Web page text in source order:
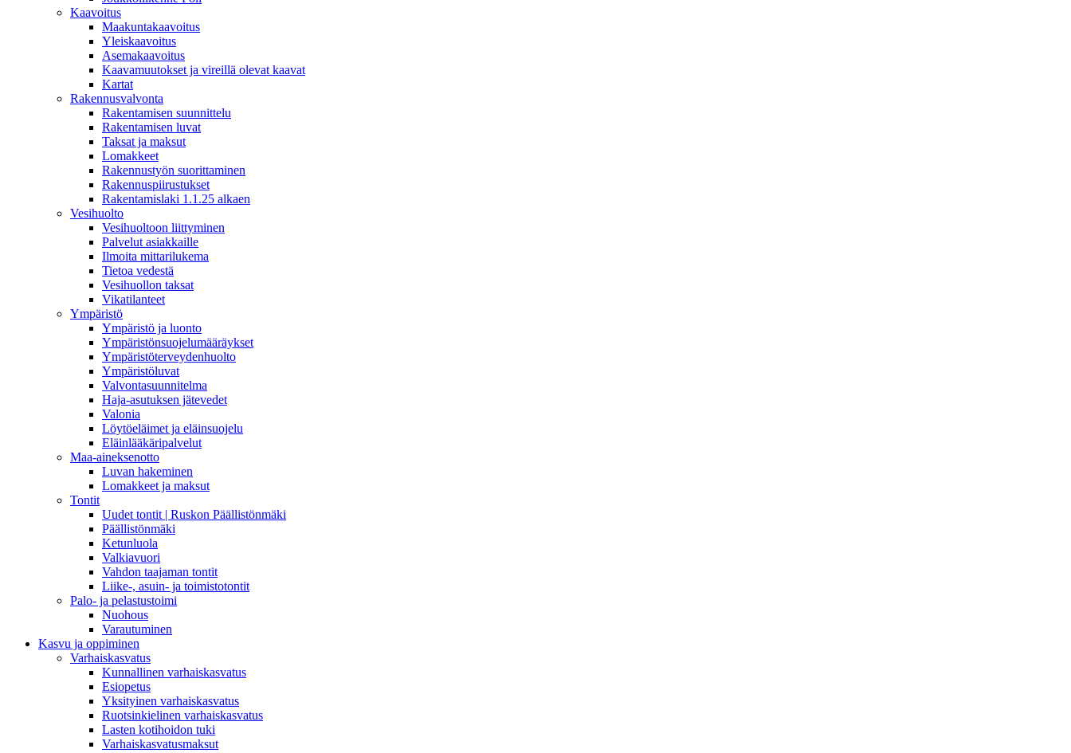
Kaavoitus
Maakuntakaavoitus
Yleiskaavoitus
Asemakaavoitus
Kaavamuutokset ja vireillä olevat kaavat
Kartat
Rakennusvalvonta
Rakentamisen suunnittelu
Rakentamisen luvat
Taksat ja maksut
Lomakkeet
Rakennustyön suorittaminen
Rakennuspiirustukset
Rakentamislaki 1.1.25 alkaen
Vesihuolto
Vesihuoltoon liittyminen
Palvelut asiakkaille
Ilmoita mittarilukema
Tietoa vedestä
Vesihuollon taksat
Vikatilanteet
Ympäristö
Ympäristö ja luonto
Ympäristönsuojelumääräykset
Ympäristöterveydenhuolto
Ympäristöluvat
Valvontasuunnitelma
Haja-asutuksen jätevedet
Valonia
Löytöeläimet ja eläinsuojelu
Eläinlääkäripalvelut
Maa-aineksenotto
Luvan hakeminen
Lomakkeet ja maksut
Tontit
Uudet tontit | Ruskon Päällistönmäki
Päällistönmäki
Ketunluola
Valkiavuori
Vahdon taajaman tontit
Liike-, asuin- ja toimistotontit
Palo- ja pelastustoimi
Nuohous
Varautuminen
Kasvu ja oppiminen
Varhaiskasvatus
Kunnallinen varhaiskasvatus
Esiopetus
Yksityinen varhaiskasvatus
Ruotsinkielinen varhaiskasvatus
Lasten kotihoidon tuki
Varhaiskasvatusmaksut